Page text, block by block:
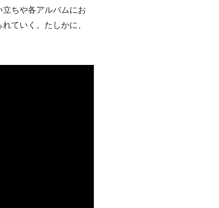
ちや各アルバムにお
ていく。たしかに、